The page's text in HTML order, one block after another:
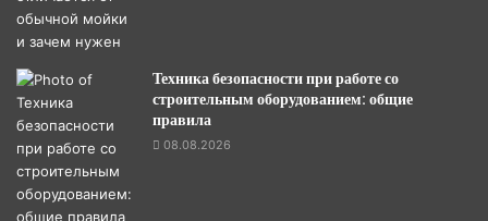
Техника безопасности при работе со
строительным оборудованием: общие
правила
08.08.2026